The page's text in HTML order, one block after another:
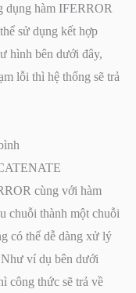
dụng hàm IFERROR
sử dụng kết hợp
hình bên dưới đây,
lỗi thì hệ thống sẽ trả
cùng với hàm
chuỗi thành một chuỗi
có thể dễ dàng xử lý
ví dụ bên dưới
công thức sẽ trả về